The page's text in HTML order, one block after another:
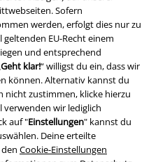
Sofern
werden, erfolgt dies nur zu
EU-Recht einem
und entsprechend
Geht klar!“ willigst du ein, dass wir
können. Alternativ kannst du
nicht zustimmen, klicke hierzu
verwenden wir lediglich
auf "Einstellungen" kannst du
Deine erteilte
Cookie-Einstellungen
Company